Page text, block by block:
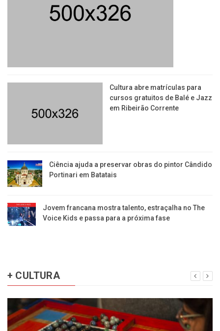
​Cultura abre matrículas para
cursos gratuitos de Balé e Jazz
em Ribeirão Corrente
Ciência ajuda a preservar obras do pintor Cândido
Portinari em Batatais
Jovem francana mostra talento, estraçalha no The
Voice Kids e passa para a próxima fase
+ CULTURA